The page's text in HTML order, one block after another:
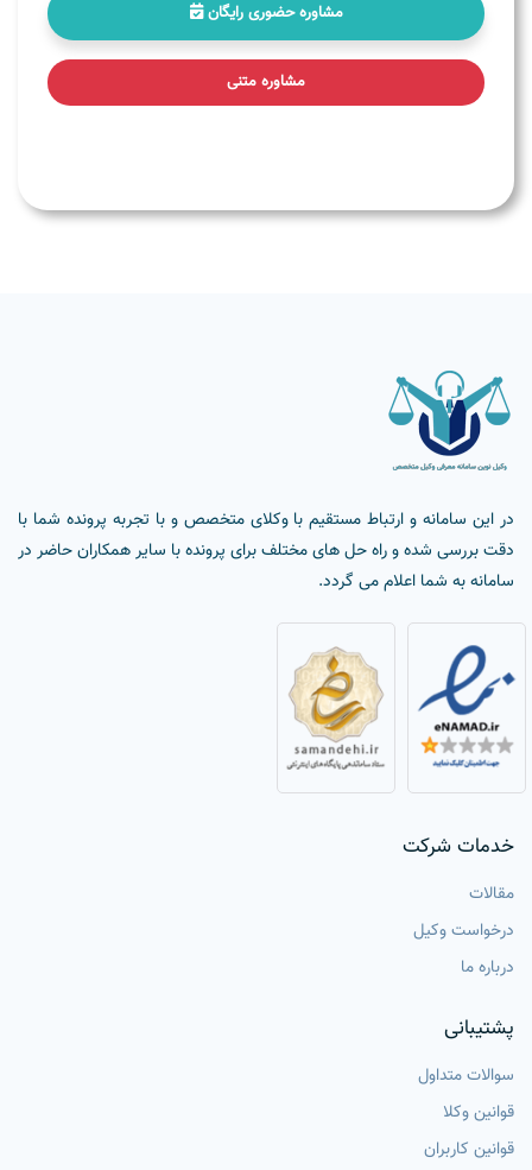
مشاوره حضوری رایگان
مشاوره متنی
در این سامانه و ارتباط مستقیم با وکلای متخصص و با تجربه پرونده شما با
دقت بررسی شده و راه حل های مختلف برای پرونده با سایر همکاران حاضر در
سامانه به شما اعلام می گردد.
خدمات شرکت
مقالات
درخواست وکیل
درباره ما
پشتیبانی
سوالات متداول
قوانین وکلا
قوانین کاربران